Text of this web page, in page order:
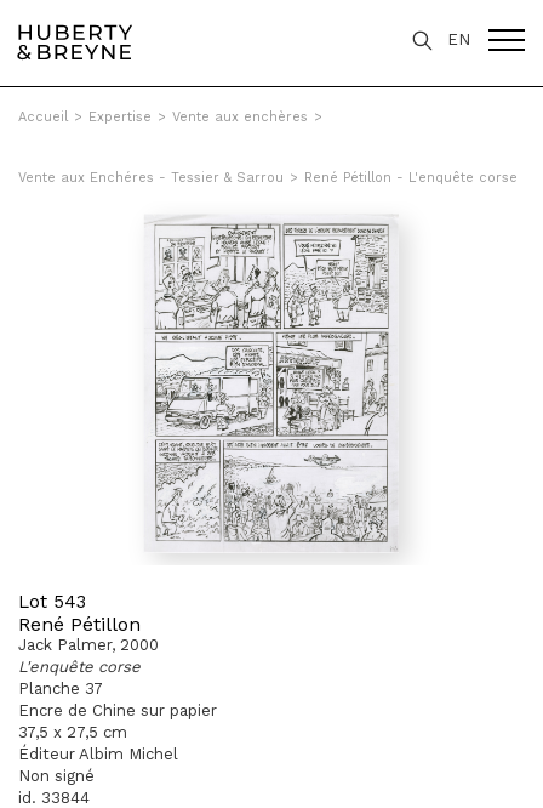
EN
Accueil > Expertise > Vente aux enchères >
Vente aux Enchéres - Tessier & Sarrou > René Pétillon - L'enquête corse
Lot 543
René Pétillon
Jack Palmer, 2000
L'enquête corse
Planche 37
Encre de Chine sur papier
37,5 x 27,5 cm
Éditeur Albim Michel
Non signé
id. 33844